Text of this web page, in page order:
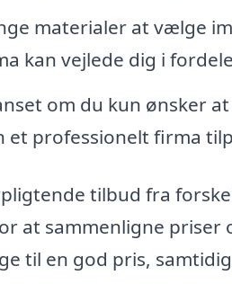
materialer at vælge
kan vejlede dig i
om du kun ønsker
professionelt firma
tilbud fra
at sammenligne priser
til en god pris,